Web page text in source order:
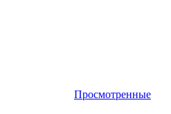
Просмотренные